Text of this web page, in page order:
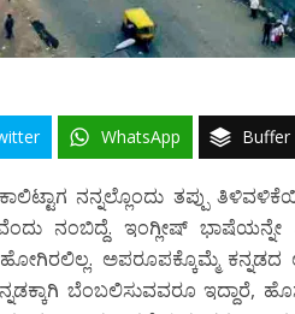
WhatsApp Buffer
ನನ್ನಲ್ಲೊಂದು ತಪ್ಪು
ನಂಬಿದ್ದೆ. ಇಂಗ್ಲೀಷ್ ಭಾಷೆಯನ್ನೇ
ಅಪರೂಪಕ್ಕೊಮ್ಮೆ
ಬೆಂಬಲಿಸುವವರೂ